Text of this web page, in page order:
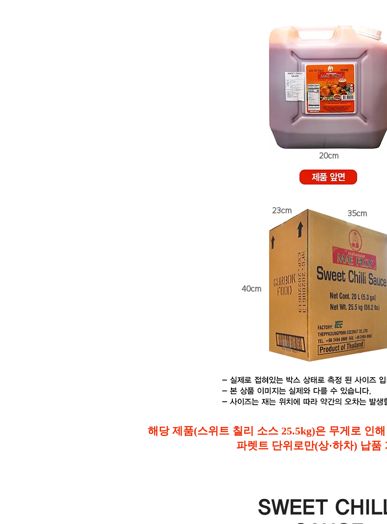
20cm
35cm
23cm
40cm
해당 제품(스위트 칠리 소스 25.5kg)은 무게로 인
파렛트 단위로만(상·하차) 납품